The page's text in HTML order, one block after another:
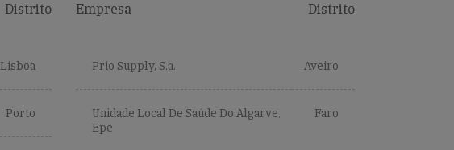
Distrito
Lisboa
Porto
Empresa Distrito
Prio Supply, S.a. Aveiro
Unidade Local De Saúde Do Algarve,
Epe
Faro